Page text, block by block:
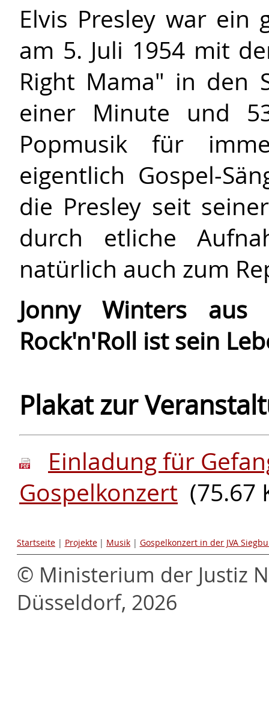
Elvis Presley war ein
am 5. Juli 1954 mit
Right Mama" in den
einer Minute und
Popmusik für
eigentlich Gospel-
die Presley seit
durch etliche
natürlich auch zum
Jonny Winters
Rock'n'Roll ist sein
Plakat zur
Einladung für
Gospelkonzert (75.67
Startseite | Projekte | Musik | Gospelkonzert in der JVA
© Ministerium der Justiz
Düsseldorf, 2026